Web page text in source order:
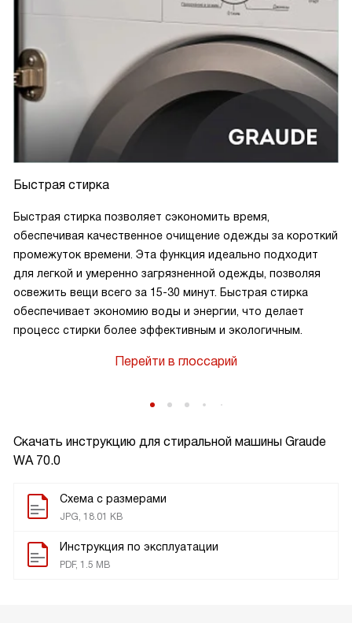
Скачать инструкцию для стиральной машины Graude
WA 70.0
Схема с размерами
JPG, 18.01 KB
Инструкция по эксплуатации
PDF, 1.5 MB
Быстрая стирка
Быстрая стирка позволяет сэкономить время,
обеспечивая качественное очищение одежды за короткий
промежуток времени. Эта функция идеально подходит
для легкой и умеренно загрязненной одежды, позволяя
освежить вещи всего за 15-30 минут. Быстрая стирка
обеспечивает экономию воды и энергии, что делает
процесс стирки более эффективным и экологичным.
Перейти в глоссарий